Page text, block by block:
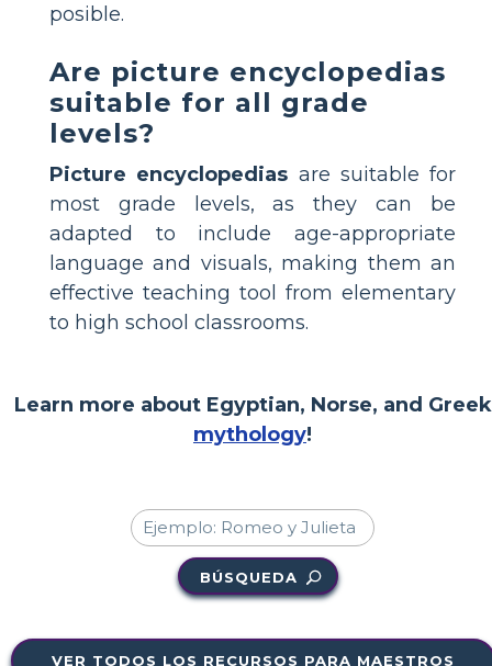
posible.
Are picture encyclopedias
suitable for all grade
levels?
Picture encyclopedias are suitable for
most grade levels, as they can be
adapted to include age-appropriate
language and visuals, making them an
effective teaching tool from elementary
to high school classrooms.
Learn more about Egyptian, Norse, and Greek
mythology!
BÚSQUEDA
VER TODOS LOS RECURSOS PARA MAESTROS